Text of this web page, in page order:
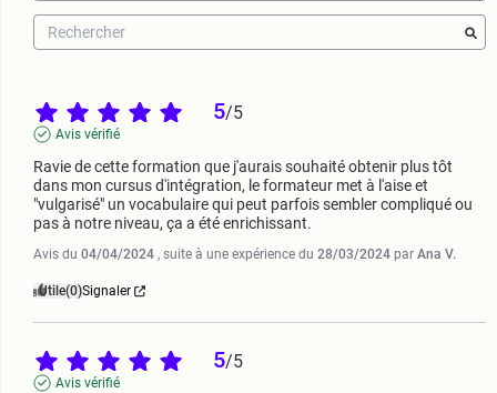
5/5
Avis vérifié
Ravie de cette formation que j'aurais souhaité obtenir plus tôt
dans mon cursus d'intégration, le formateur met à l'aise et
"vulgarisé" un vocabulaire qui peut parfois sembler compliqué ou
pas à notre niveau, ça a été enrichissant.
Avis du 04/04/2024 , suite à une expérience du 28/03/2024 par Ana V.
Utile(0)Signaler
5/5
Avis vérifié